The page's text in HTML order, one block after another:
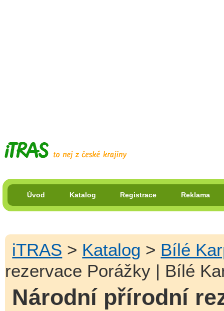
Úvod Katalog Registrace Reklama
iTRAS > Katalog > Bílé
rezervace Porážky | Bílé
Národní přírodní